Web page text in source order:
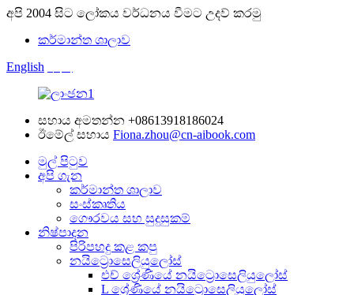
අපි 2004 සිට ලෝකය වර්ධනය වීමට උදව් කරමු
කර්මාන්ත ශාලාව
English
සහාය අමතන්න +08613918186024
ඊමේල් සහාය Fiona.zhou@cn-aibook.com
මුල් පිටුව
අපි ගැන
කර්මාන්ත ශාලාව
සංස්කෘතිය
ගෞරවය සහ සුදුසුකම්
නිෂ්පාදන
පිරිපහදු කළ කපු
නයිට්‍රොසෙලියුලෝස්
එච් ශ්‍රේණියේ නයිට්‍රොසෙලියුලෝස්
L ශ්‍රේණියේ නයිට්‍රොසෙලියුලෝස්